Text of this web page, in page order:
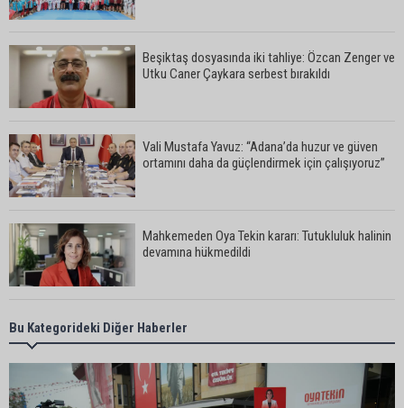
Beşiktaş dosyasında iki tahliye: Özcan Zenger ve
Utku Caner Çaykara serbest bırakıldı
Vali Mustafa Yavuz: “Adana’da huzur ve güven
ortamını daha da güçlendirmek için çalışıyoruz”
Mahkemeden Oya Tekin kararı: Tutukluluk halinin
devamına hükmedildi
Adana’da taziye evinde silahlı kavga kamerada:
Çok sayıda polis ekibi olay yerine sevk edildi
Bu Kategorideki Diğer Haberler